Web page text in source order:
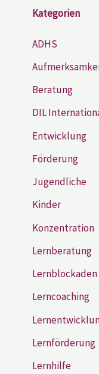
Kategorien
ADHS
Beratung
DIL
Entwicklung
Förderung
Jugendliche
Kinder
Konzentration
Lernberatung
Lernblockaden
Lerncoaching
Lernförderung
Lernhilfe